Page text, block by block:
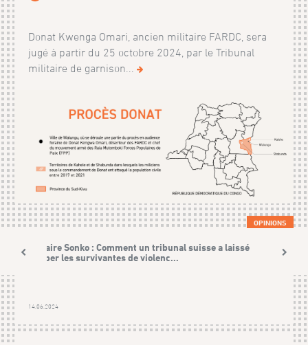
Donat Kwenga Omari, ancien militaire FARDC, sera
jugé à partir du 25 octobre 2024, par le Tribunal
militaire de garnison...
OPINIONS
L’affaire Sonko : Comment un tribunal suisse a laissé
tomber les survivantes de violenc...
14.06.2024